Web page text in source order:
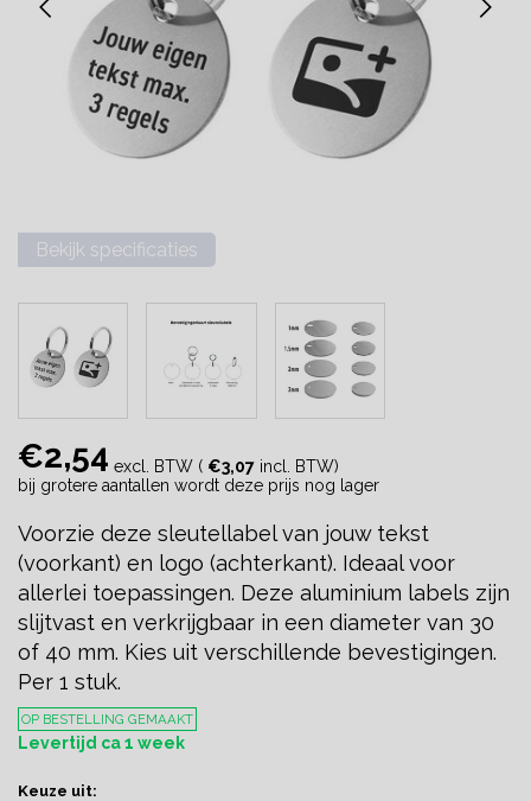
Bekijk specificaties
€2,54 excl. BTW ( €3,07 incl. BTW)
bij grotere aantallen wordt deze prijs nog lager
Voorzie deze sleutellabel van jouw tekst
(voorkant) en logo (achterkant). Ideaal voor
allerlei toepassingen. Deze aluminium labels zijn
slijtvast en verkrijgbaar in een diameter van 30
of 40 mm. Kies uit verschillende bevestigingen.
Per 1 stuk.
OP BESTELLING GEMAAKT
Levertijd ca 1 week
Keuze uit: